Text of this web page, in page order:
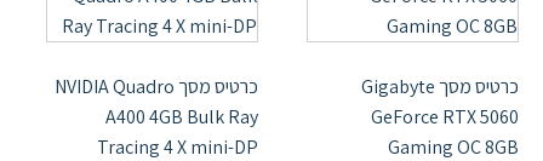
כרטיס מסך Gigabyte
GeForce RTX 5060
Gaming OC 8GB
כרטיס מסך NVIDIA Quadro
A400 4GB Bulk Ray
Tracing 4 X mini-DP